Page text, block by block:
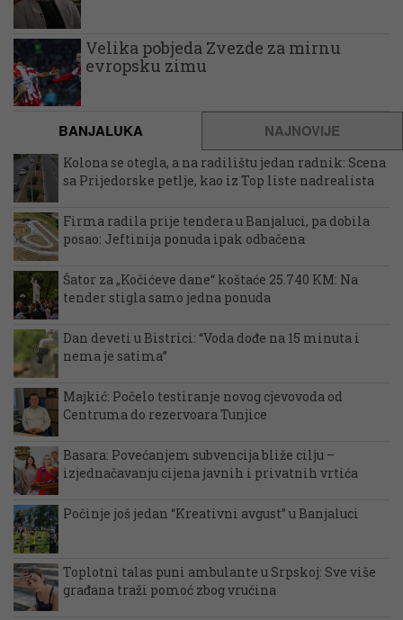
Velika pobjeda Zvezde za mirnu
evropsku zimu
BANJALUKA NAJNOVIJE
Kolona se otegla, a na radilištu jedan radnik: Scena
sa Prijedorske petlje, kao iz Top liste nadrealista
Firma radila prije tendera u Banjaluci, pa dobila
posao: Jeftinija ponuda ipak odbačena
Šator za „Kočićeve dane“ koštaće 25.740 KM: Na
tender stigla samo jedna ponuda
Dan deveti u Bistrici: “Voda dođe na 15 minuta i
nema je satima”
Majkić: Počelo testiranje novog cjevovoda od
Centruma do rezervoara Tunjice
Basara: Povećanjem subvencija bliže cilju –
izjednačavanju cijena javnih i privatnih vrtića
Počinje još jedan “Kreativni avgust” u Banjaluci
Toplotni talas puni ambulante u Srpskoj: Sve više
građana traži pomoć zbog vrućina